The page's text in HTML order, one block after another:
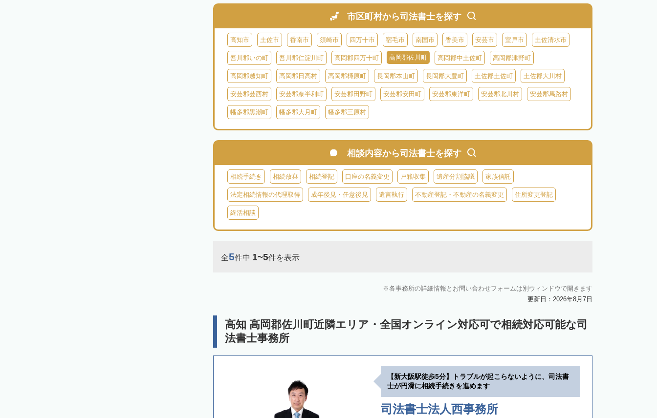
市区町村から司法書士を探す
高知市 土佐市 香南市 須崎市 四万十市 宿毛市 南国市 香美市 安芸市 室戸市 土佐清水市
吾川郡いの町 吾川郡仁淀川町 高岡郡四万十町 高岡郡佐川町 高岡郡中土佐町 高岡郡津野町
高岡郡越知町 高岡郡日高村 高岡郡梼原町 長岡郡本山町 長岡郡大豊町 土佐郡土佐町 土佐郡大川村
安芸郡芸西村 安芸郡奈半利町 安芸郡田野町 安芸郡安田町 安芸郡東洋町 安芸郡北川村 安芸郡馬路村
幡多郡黒潮町 幡多郡大月町 幡多郡三原村
相談内容から司法書士を探す
相続手続き 相続放棄 相続登記 口座の名義変更 戸籍収集 遺産分割協議 家族信託
法定相続情報の代理取得 成年後見・任意後見 遺言執行 不動産登記・不動産の名義変更 住所変更登記
終活相談
全5件中 1~5件を表示
各事務所の詳細情報とお問い合わせフォームは別ウィンドウで開きます
更新日：2026年8月7日
高知 高岡郡佐川町近隣エリア・全国オンライン対応可で相続対応可能な司
法書士事務所
【新大阪駅徒歩5分】トラブルが起こらないように、司法書
士が円滑に相続手続きを進めます
司法書士法人西事務所